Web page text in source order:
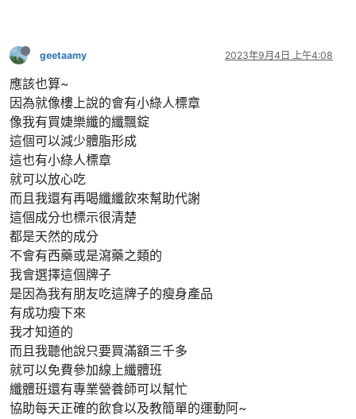
geetaamy 2023年9月4日 上午4:08
應該也算~
因為就像樓上說的會有小綠人標章
像我有買婕樂纖的纖飄錠
這個可以減少體脂形成
這也有小綠人標章
就可以放心吃
而且我還有再喝纖纖飲來幫助代謝
這個成分也標示很清楚
都是天然的成分
不會有西藥或是瀉藥之類的
我會選擇這個牌子
是因為我有朋友吃這牌子的瘦身產品
有成功瘦下來
我才知道的
而且我聽他說只要買滿額三千多
就可以免費參加線上纖體班
纖體班還有專業營養師可以幫忙
協助每天正確的飲食以及教簡單的運動阿~